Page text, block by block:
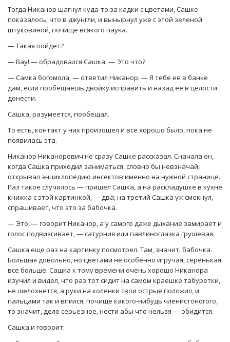
Тогда Никанор шагнул куда-то за кадки с цветами, Сашке
показалось, что в джунгли, и вынырнул уже с этой зеленой
штуковиной, почище всякого паука.
— Такая пойдет?
— Вау! — обрадовался Сашка. — Это что?
— Самка богомола, — ответил Никанор. — Я тебе ее в банке
дам, если пообещаешь двойку исправить и назад ее в целости
донести.
Сашка, разумеется, пообещал.
То есть, контакт у них произошел и все хорошо было, пока не
появилась эта.
Никанор Никанорович не сразу Сашке рассказал. Сначала он,
когда Сашка приходил заниматься, словно бы невзначай,
открывал энциклопедию инсектов именно на нужной странице.
Раз такое случилось — пришел Сашка, а на раскладушке в кухне
книжка с этой картинкой, — два; на третий Сашка уж смекнул,
спрашивает, что это за бабочка.
— Это, — говорит Никанор, а у самого даже дыхание замирает и
голос подвизгивает, — сатурния или павлиноглазка грушевая.
Сашка еще раз на картинку посмотрел. Там, значит, бабочка.
Большая довольно, но цветами не особенно игручая, серенькая
все больше. Сашка к тому времени очень хорошо Никанора
изучил и видел, что раз тот сидит на самом краешке табуретки,
не шелохнется, а руки на коленки свои острые положил, и
пальцами так и впился, почище какого-нибудь членистоногого,
то значит, дело серьезное, нести абы что нельзя — обидится.
Сашка и говорит: